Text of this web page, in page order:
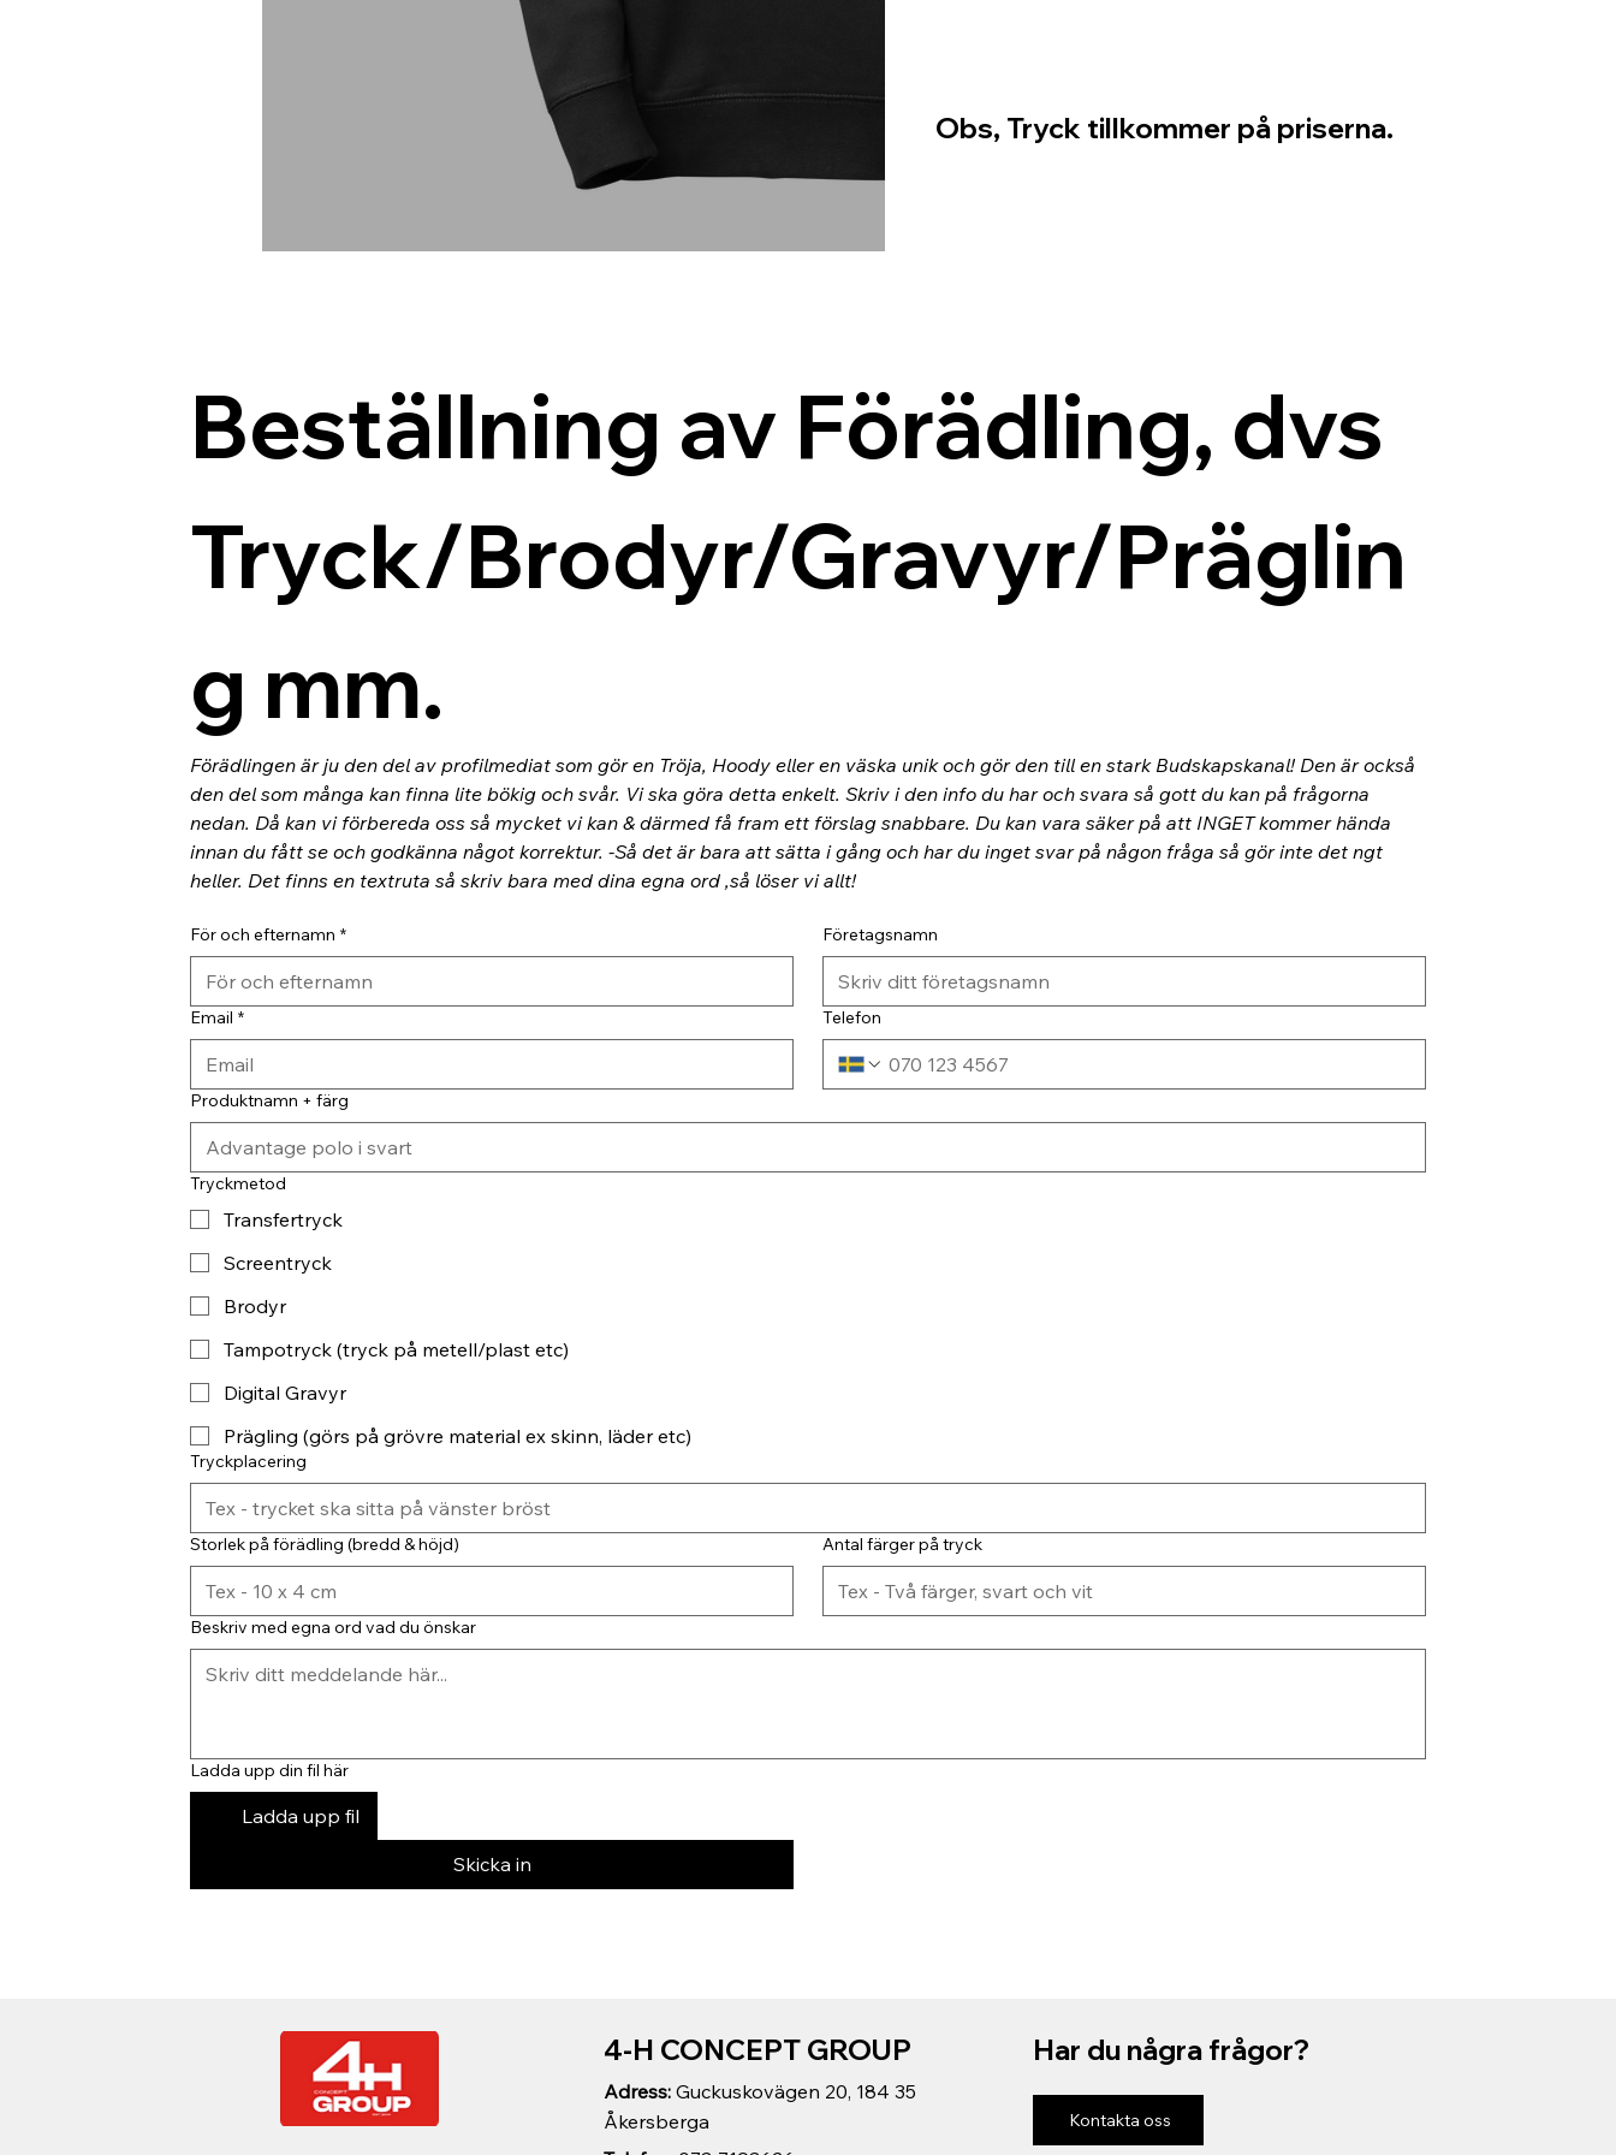
Obs, Tryck tillkommer på priserna.
Beställning av Förädling, dvs
Tryck/Brodyr/Gravyr/Präglin
g mm.
Förädlingen är ju den del av profilmediat som gör en Tröja, Hoody eller en väska unik och gör den till en stark Budskapskanal! Den är också
den del som många kan finna lite bökig och svår. Vi ska göra detta enkelt. Skriv i den info du har och svara så gott du kan på frågorna
nedan. Då kan vi förbereda oss så mycket vi kan & därmed få fram ett förslag snabbare. Du kan vara säker på att INGET kommer hända
innan du fått se och godkänna något korrektur. -Så det är bara att sätta i gång och har du inget svar på någon fråga så gör inte det ngt
heller. Det finns en textruta så skriv bara med dina egna ord ,så löser vi allt!
För och efternamn * Företagsnamn
Email * Telefon
Produktnamn + färg
Tryckmetod
Transfertryck
Screentryck
Brodyr
Tampotryck (tryck på metell/plast etc)
Digital Gravyr
Prägling (görs på grövre material ex skinn, läder etc)
Tryckplacering
Storlek på förädling (bredd & höjd) Antal färger på tryck
Beskriv med egna ord vad du önskar
Ladda upp din fil här
Ladda upp fil
Skicka in
Adress: Guckuskovägen 20, 184 35
Åkersberga
4-H CONCEPT GROUP Har du några frågor?
Kontakta oss